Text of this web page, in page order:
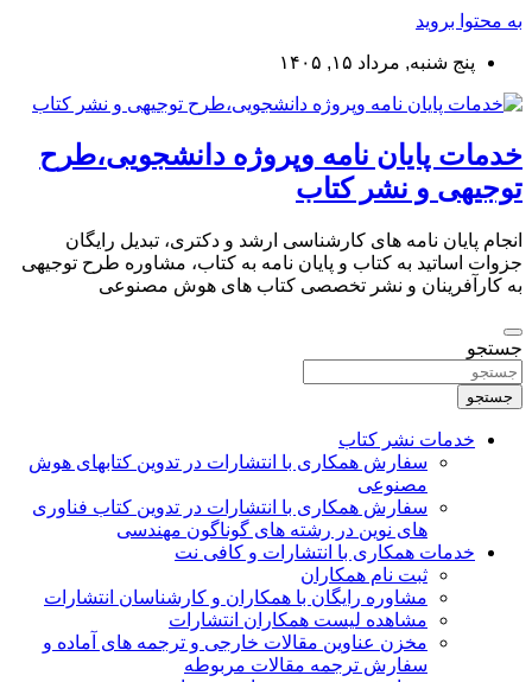
به محتوا بروید
پنج شنبه, مرداد ۱۵, ۱۴۰۵
خدمات پایان نامه وپروژه دانشجویی،طرح
توجیهی و نشر کتاب
انجام پایان نامه های کارشناسی ارشد و دکتری، تبدیل رایگان
جزوات اساتید به کتاب و پایان نامه به کتاب، مشاوره طرح توجیهی
به کارآفرینان و نشر تخصصی کتاب های هوش مصنوعی
جستجو
جستجو
خدمات نشر کتاب
سفارش همکاری با انتشارات در تدوین کتابهای هوش
مصنوعی
سفارش همکاری با انتشارات در تدوین کتاب فناوری
های نوین در رشته های گوناگون مهندسی
خدمات همکاری با انتشارات و کافی نت
ثبت نام همکاران
مشاوره رایگان با همکاران و کارشناسان انتشارات
مشاهده لیست همکاران انتشارات
مخزن عناوین مقالات خارجی و ترجمه های آماده و
سفارش ترجمه مقالات مربوطه